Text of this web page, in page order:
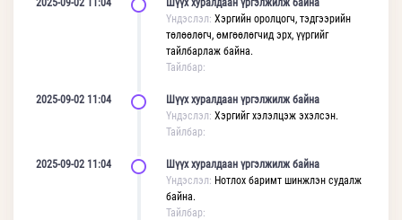
2025-09-02 11:04
Шүүх хуралдаан үргэлжилж байна
Үндэслэл: Хэргийн оролцогч, тэдгээрийн
төлөөлөгч, өмгөөлөгчид эрх, үүргийг
тайлбарлаж байна.
Тайлбар:
2025-09-02 11:04
Шүүх хуралдаан үргэлжилж байна
Үндэслэл: Хэргийг хэлэлцэж эхэлсэн.
Тайлбар:
2025-09-02 11:04
Шүүх хуралдаан үргэлжилж байна
Үндэслэл: Нотлох баримт шинжлэн судалж
байна.
Тайлбар: